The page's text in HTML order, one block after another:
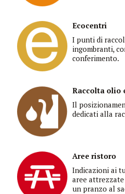
Ecocentri
I punti di
ingombranti,
conferimento.
Raccolta olio
Il
dedicati alla
Aree ristoro
Indicazioni ai
aree
un pranzo al